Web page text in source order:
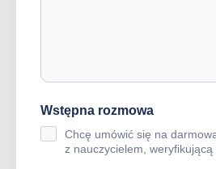
Wstępna rozmowa
Chcę umówić się na
z nauczycielem, weryfikującą